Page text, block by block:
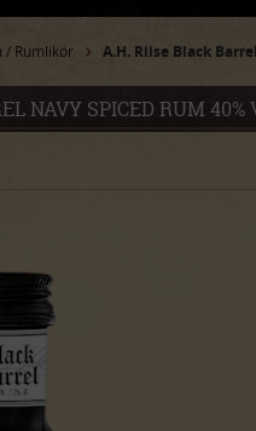
/ Rumlikör A.H. Riise Black
NAVY SPICED RUM 40%